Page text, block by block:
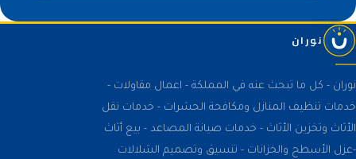
نوران
نوران - كل ما تبحث عنه في المملكة - اعمال مقاولات -
خدمات تنظيف المنازل ومكافحة الحشرات - خدمات نقل
الأثاث وتخزين الأثاث - خدمات صيانة المصاعد - بيع أثاث
-عزل الأسطح والخزانات - تنسيق وتصميم الشلالات